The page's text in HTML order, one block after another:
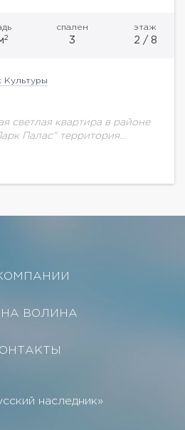
2
спален
3
этаж
2 / 8
Культуры
светлая квартира в районе
Палас" территория
клубПросторная
ВОЛИНА
наследник»